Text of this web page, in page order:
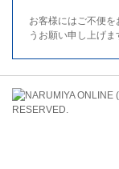
お客様にはご不便
うお願い申し上げま